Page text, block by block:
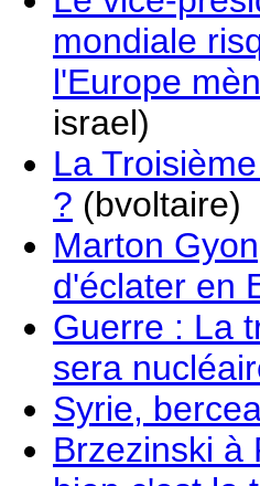
mondiale
l'Europe
israel)
La
? (bvoltaire)
Marton
d'éclater en
Guerre : La
sera
Syrie,
Brzezinski à